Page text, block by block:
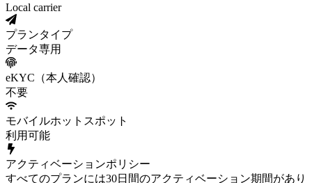
Local carrier
プランタイプ
データ専用
eKYC（本人確認）
不要
モバイルホットスポット
利用可能
アクティベーションポリシー
すべてのプランには30日間のアクティベーション期間があり